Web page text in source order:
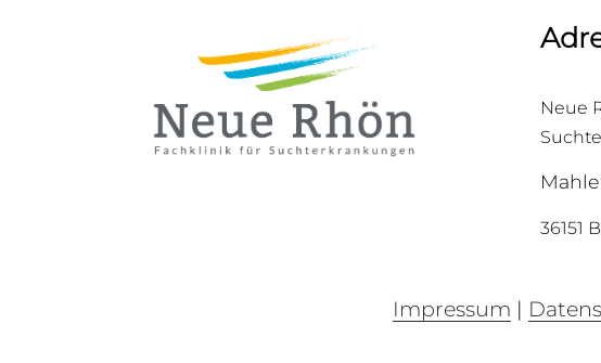
Neue
36151
Impressum |